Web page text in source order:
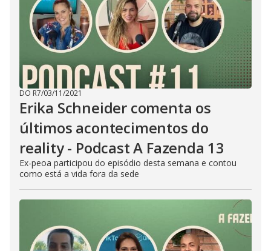
DO R7/03/11/2021
Erika Schneider comenta os
últimos acontecimentos do
reality - Podcast A Fazenda 13
Ex-peoa participou do episódio desta semana e contou
como está a vida fora da sede